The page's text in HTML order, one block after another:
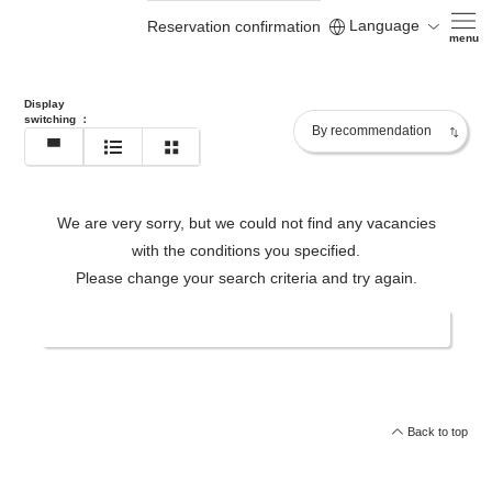
Reservation confirmation Language
menu
https://www.matsudayahotel.co.jp/en/
Display
switching ：
We are very sorry, but we could not find any vacancies
with the conditions you specified.
Please change your search criteria and try again.
Back to top